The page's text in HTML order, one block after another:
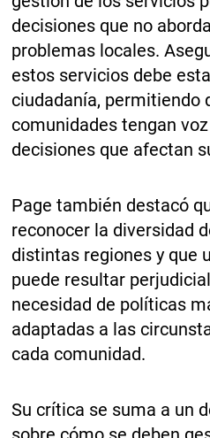
decisiones que no
problemas locales.
estos servicios debe
ciudadanía, permitiendo
comunidades tengan
decisiones que afectan
Page también destacó
reconocer la diversidad
distintas regiones y que
puede resultar
necesidad de políticas
adaptadas a las
cada comunidad.
Su crítica se suma a un